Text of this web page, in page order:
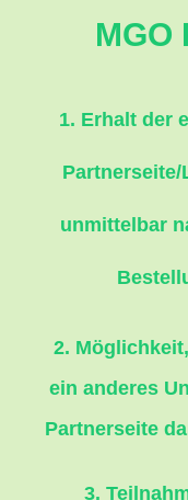
MGO
1. Erhalt der
Partnerseite/
unmittelbar
2.
ein anderes
Partnerseite
3.